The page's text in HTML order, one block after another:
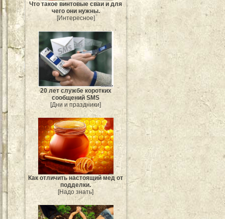
Что такое винтовые сваи и для
чего они нужны.
[Интересное]
20 лет службе коротких
сообщений SMS
[Дни и праздники]
Как отличить настоящий мед от
подделки.
[Надо знать]